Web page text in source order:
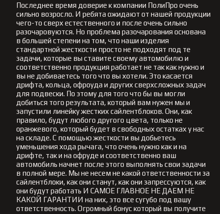
Последнее время доверие к компании ПолиПро очень
сильно возросло. И ребята ожидают от нашей продукции
чего-то сверх естественного и после очень сильно
разочаровуются. Но проблема разочарования основана
в большей степени на том, что наши изделия
стандартной жесткости просто не подходят под те
задачи, которые вы ставите своему автомобилю и
соответственно продукция работает не так как нужно и
вы не добиваетесь того что вы хотели. Это касается
дрифта, кольца, офроуда и других сверхсложных задач
для подвески. По этому для того что бы вы могли
добиться того результата, который вам нужен мы и
запустили линейку жестких сайлентблоков. Они, как
правило, будут любого другого цвета, только не
оранжевого, который будет в свободных остатках у нас
на складе. С помощью жесткости вы добьетесь
уменьшения хода рычага, что очень нужно как и на
дрифте, так и на офруде и соответственно ваш
автомобиль начнет после этого выполнять свои задачи
в полной мере. Мы не несем не какой ответственности за
сайлентблоки, как они станут, как они запрессуются, как
они будут работать И САМОЕ ГЛАВНОЕ НЕ ДАЕМ НЕ
КАКОЙ ГАРАНТИИ на них, это все сугубо под вашу
ответственность. Огромный бонус который вы получите